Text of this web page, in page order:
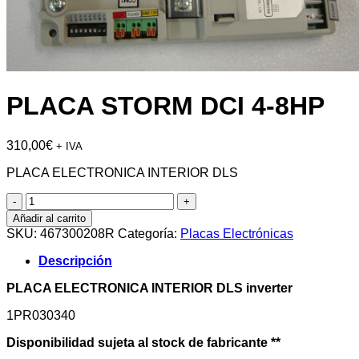
PLACA STORM DCI 4-8HP
310,00€ + IVA
PLACA ELECTRONICA INTERIOR DLS
PLACA
STORM
DCI
4-
8HP
cantidad
Añadir al carrito
SKU: 467300208R Categoría: Placas Electrónicas
Descripción
PLACA ELECTRONICA INTERIOR DLS inverter
1PR030340
Disponibilidad sujeta al stock de fabricante **